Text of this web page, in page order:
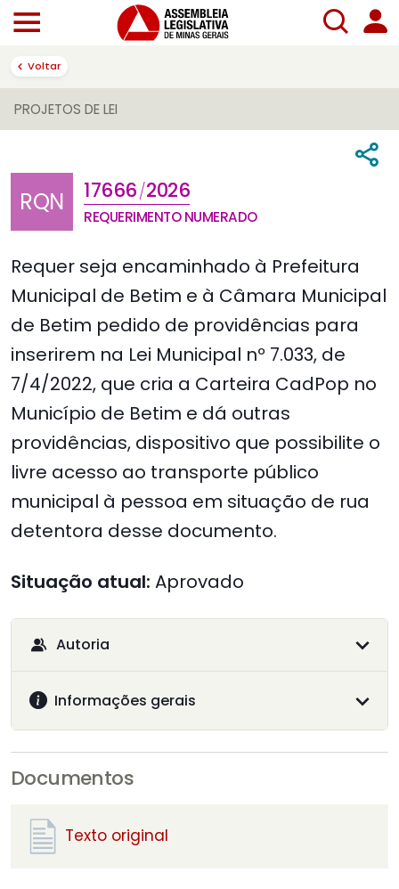
Voltar
PROJETOS DE LEI
RQN 17666/2026
REQUERIMENTO NUMERADO
Requer seja encaminhado à Prefeitura
Municipal de Betim e à Câmara Municipal
de Betim pedido de providências para
inserirem na Lei Municipal nº 7.033, de
7/4/2022, que cria a Carteira CadPop no
Município de Betim e dá outras
providências, dispositivo que possibilite o
livre acesso ao transporte público
municipal à pessoa em situação de rua
detentora desse documento.
Situação atual: Aprovado
Autoria
Informações gerais
Documentos
Texto original